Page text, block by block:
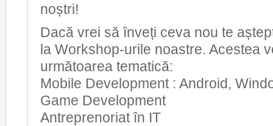
noștri!
Dacă vrei să înveți ceva nou te
la Workshop-urile noastre. Acestea
următoarea tematică:
Mobile Development : Android,
Game Development
Antreprenoriat în IT